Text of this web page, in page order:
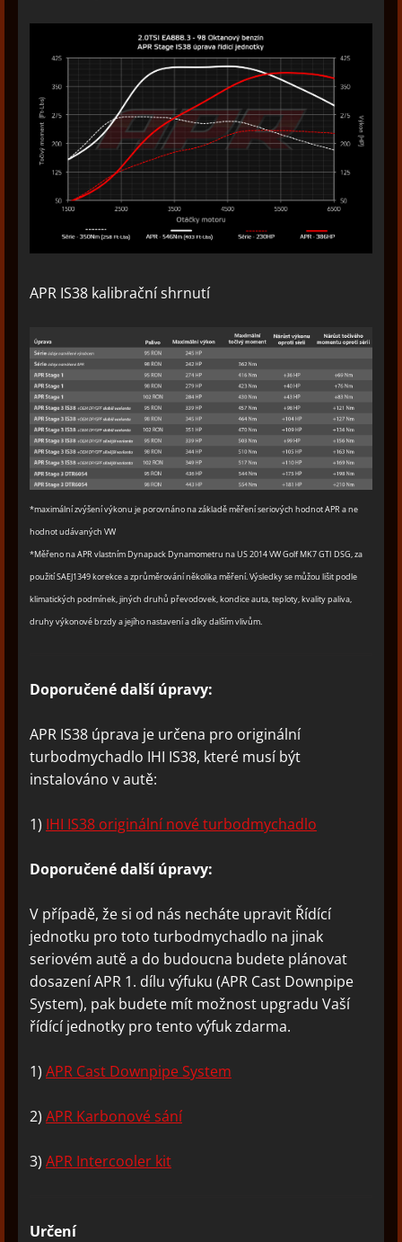
APR IS38 kalibrační shrnutí
*maximální zvýšení výkonu je porovnáno na základě měření seriových hodnot APR a ne
hodnot udávaných VW
*Měřeno na APR vlastním Dynapack Dynamometru na US 2014 VW Golf MK7 GTI DSG, za
použití SAEJ1349 korekce a zprůměrování několika měření. Výsledky se můžou lišit podle
klimatických podmínek, jiných druhů převodovek, kondice auta, teploty, kvality paliva,
druhy výkonové brzdy a jejího nastavení a díky dalším vlivům.
Doporučené další úpravy:
APR IS38 úprava je určena pro originální
turbodmychadlo IHI IS38, které musí být
instalováno v autě:
1) IHI IS38 originální nové turbodmychadlo
Doporučené další úpravy:
V případě, že si od nás necháte upravit Řídící
jednotku pro toto turbodmychadlo na jinak
seriovém autě a do budoucna budete plánovat
dosazení APR 1. dílu výfuku (APR Cast Downpipe
System), pak budete mít možnost upgradu Vaší
řídící jednotky pro tento výfuk zdarma.
1) APR Cast Downpipe System
2) APR Karbonové sání
3) APR Intercooler kit
Určení